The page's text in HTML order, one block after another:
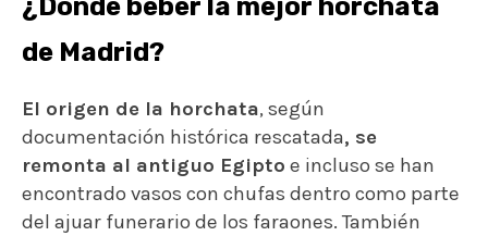
¿Dónde beber la mejor horchata
de Madrid?
El origen de la horchata, según
documentación histórica rescatada, se
remonta al antiguo Egipto e incluso se han
encontrado vasos con chufas dentro como parte
del ajuar funerario de los faraones. También